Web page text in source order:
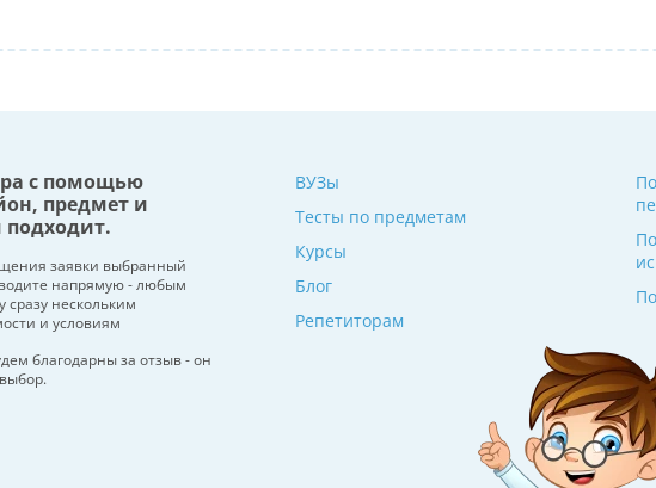
с помощью
предмет и
подходит.
заявки выбранный
напрямую - любым
нескольким
и условиям
благодарны за отзыв - он
ВУЗы
Тесты по предметам
Курсы
Блог
Репетиторам